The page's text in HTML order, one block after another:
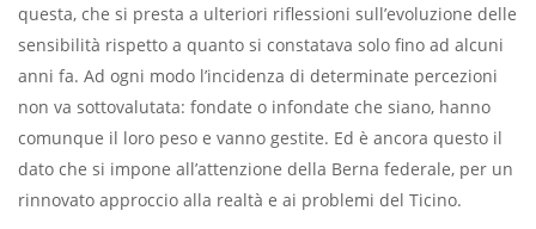
questa, che si presta a ulteriori riflessioni sull’evoluzione delle
sensibilità rispetto a quanto si constatava solo fino ad alcuni
anni fa. Ad ogni modo l’incidenza di determinate percezioni
non va sottovalutata: fondate o infondate che siano, hanno
comunque il loro peso e vanno gestite. Ed è ancora questo il
dato che si impone all’attenzione della Berna federale, per un
rinnovato approccio alla realtà e ai problemi del Ticino.